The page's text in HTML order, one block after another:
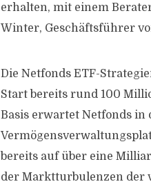
erhalten, mit einem
Winter, Geschäftsführer
Die Netfonds ETF-
Start bereits rund 100
Basis erwartet Netfonds in
bereits auf über eine
der Marktturbulenzen der